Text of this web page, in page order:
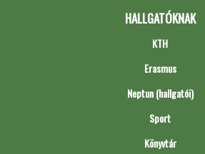
HALLGATÓKNAK
KTH
Erasmus
Neptun (hallgatói)
Sport
Könyvtár